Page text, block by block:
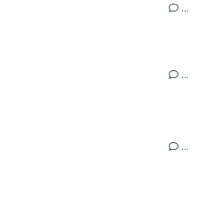
…
…
…